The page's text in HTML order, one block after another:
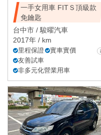
一手女用車 FITＳ頂級款
免鑰匙
台中市 /駿曜汽車
2017年 / km
里程保證
實車實價
友善試車
非多元化營業用車